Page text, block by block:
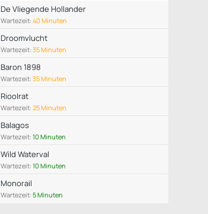
De Vliegende Hollander
Wartezeit: 40 Minuten
Droomvlucht
Wartezeit: 35 Minuten
Baron 1898
Wartezeit: 35 Minuten
Rioolrat
Wartezeit: 25 Minuten
Balagos
Wartezeit: 10 Minuten
Wild Waterval
Wartezeit: 10 Minuten
Monorail
Wartezeit: 5 Minuten